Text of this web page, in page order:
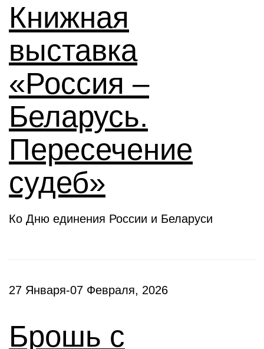
Книжная
выставка
«Россия –
Беларусь.
Пересечение
судеб»
Ко Дню единения России и Беларуси
27 Января-07 Февраля, 2026
Брошь с